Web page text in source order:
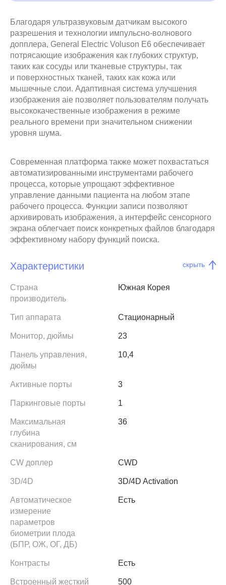
Благодаря ультразвуковым датчикам высокого
разрешения и технологии импульсно-волнового
допплера, General Electric Voluson E6 обеспечивает
потрясающие изображения как глубоких структур,
таких как сосуды или тканевые структуры, так
и поверхностных тканей, таких как кожа или
мышечные слои. Адаптивная система улучшения
изображения aie позволяет пользователям получать
высококачественные изображения в режиме
реального времени при значительном снижении
уровня шума.
Современная платформа также может похвастаться
автоматизированными инструментами рабочего
процесса, которые упрощают эффективное
управление данными пациента на любом этапе
рабочего процесса. Функции записи позволяют
архивировать изображения, а интерфейс сенсорного
экрана облегчает поиск конкретных файлов благодаря
эффективному набору функций поиска.
Характеристики скрыть
Страна
производитель
Южная Корея
Тип аппарата Стационарный
Монитор, дюймы 23
Панель управления,
дюймы
10,4
Активные порты 3
Паркинговые порты 1
Максимальная
глубина
сканирования, см
36
CW доплер CWD
3D/4D 3D/4D Activation
Автоматическое
измерение
параметров
биометрии плода
(БПР, ОЖ, ОГ, ДБ)
Есть
Контрасты Есть
Встроенный жесткий 500